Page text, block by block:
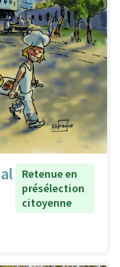
Retenue en
présélection
citoyenne